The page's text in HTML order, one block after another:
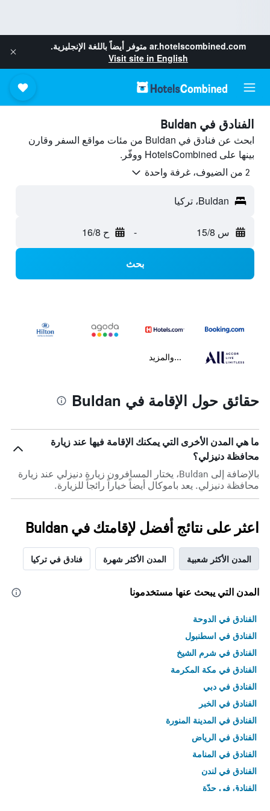
ar.hotelscombined.com متوفر أيضاً باللغة الإنجليزية.
Visit site in English
الفنادق في Buldan
ابحث عن فنادق في Buldan من مئات مواقع السفر وقارن
بينها على HotelsCombined ووفّر.
2 من الضيوف، غرفة واحدة
Buldan، تركيا
س 15/8 - ح 16/8
بحث
...والمزيد
حقائق حول الإقامة في Buldan
ما هي المدن الأخرى التي يمكنك الإقامة فيها عند زيارة
محافظة دنيزلي؟
بالإضافة إلى Buldan، يختار المسافرون زيارة دنيزلي عند زيارة
محافظة دنيزلي. يعد باموكال أيضاً خياراً رائجاً للزيارة.
اعثر على نتائج أفضل لإقامتك في Buldan
المدن الأكثر شعبية المدن الأكثر شهرة فنادق في تركيا
المدن التي يبحث عنها مستخدمونا
الفنادق في الدوحة
الفنادق في اسطنبول
الفنادق في شرم الشيخ
الفنادق في مكة المكرمة
الفنادق في دبي
الفنادق في الخبر
الفنادق في المدينة المنورة
الفنادق في الرياض
الفنادق في المنامة
الفنادق في لندن
الفنادق في جدّة